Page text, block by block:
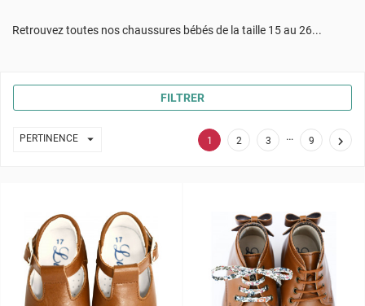
Retrouvez toutes nos chaussures bébés de la taille 15 au 26...
FILTRER
PERTINENCE  1 2 3 … 9 